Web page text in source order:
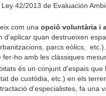
42/2013 de Evaluación
com una opció voluntària i
d'aplicar quan destrueixen
parcs eòlics,
fer-ho amb les clàssiques
és un conjunt d'espais
de custòdia, etc.) en els
d'especialistes, fa una